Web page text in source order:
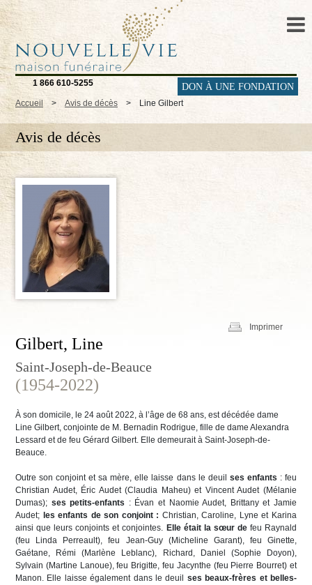
1 866 610-5255 DON À UNE FONDATION
Accueil > Avis de décès > Line Gilbert
Avis de décès
Imprimer
Gilbert, Line
Saint-Joseph-de-Beauce
(1954-2022)
À son domicile, le 24 août 2022, à l’âge de 68 ans, est décédée dame
Line Gilbert, conjointe de M. Bernadin Rodrigue, fille de dame Alexandra
Lessard et de feu Gérard Gilbert. Elle demeurait à Saint-Joseph-de-
Beauce.
Outre son conjoint et sa mère, elle laisse dans le deuil ses enfants : feu
Christian Audet, Éric Audet (Claudia Maheu) et Vincent Audet (Mélanie
Dumas); ses petits-enfants : Évan et Naomie Audet, Brittany et Jamie
Audet; les enfants de son conjoint : Christian, Caroline, Lyne et Karina
ainsi que leurs conjoints et conjointes. Elle était la sœur defeu Raynald
(feu Linda Perreault), feu Jean-Guy (Micheline Garant), feu Ginette,
Gaétane, Rémi (Marlène Leblanc), Richard, Daniel (Sophie Doyon),
Sylvain (Martine Lanoue), feu Brigitte, feu Jacynthe (feu Pierre Bourret) et
Manon. Elle laisse également dans le deuil ses beaux-frères et belles-